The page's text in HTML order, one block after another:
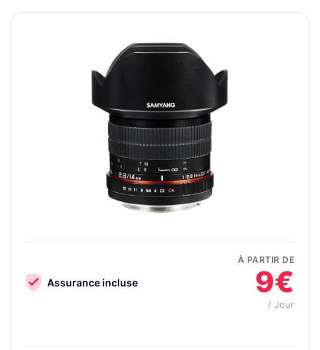
Assurance incluse
À PARTIR DE
9€
/ Jour